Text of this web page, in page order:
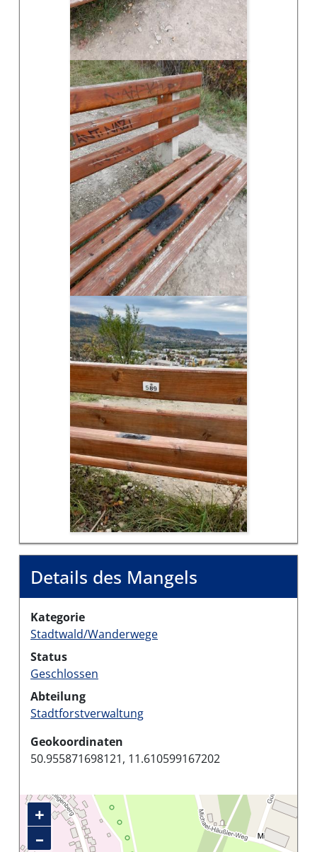
Details des Mangels
Kategorie
Stadtwald/Wanderwege
Status
Geschlossen
Abteilung
Stadtforstverwaltung
Geokoordinaten
50.955871698121, 11.610599167202
+
–